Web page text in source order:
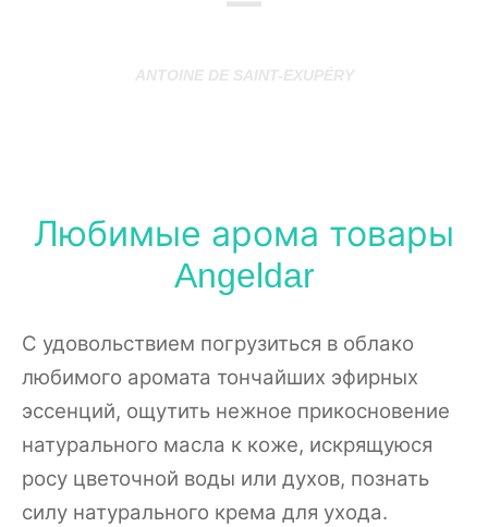
ANTOINE DE SAINT-EXUPÉRY
Любимые арома товары
Angeldar
С удовольствием погрузиться в облако
любимого аромата тончайших эфирных
эссенций, ощутить нежное прикосновение
натурального масла к коже, искрящуюся
росу цветочной воды или духов, познать
силу натурального крема для ухода.